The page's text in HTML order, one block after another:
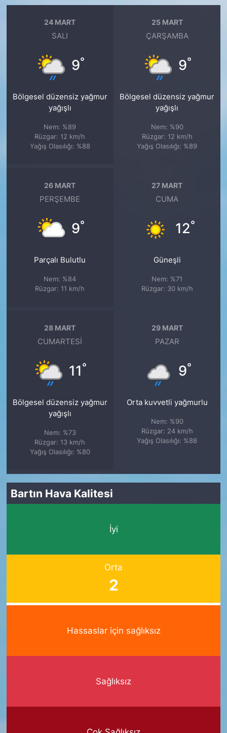
24 MART
SALI
9°
Bölgesel düzensiz yağmur
yağışlı
Nem: %89
Rüzgar: 12 km/h
Yağış Olasılığı: %88
25 MART
ÇARŞAMBA
9°
Bölgesel düzensiz yağmur
yağışlı
Nem: %90
Rüzgar: 12 km/h
Yağış Olasılığı: %89
26 MART
PERŞEMBE
9°
Parçalı Bulutlu
Nem: %84
Rüzgar: 11 km/h
27 MART
CUMA
12°
Güneşli
Nem: %71
Rüzgar: 30 km/h
28 MART
CUMARTESI
11°
Bölgesel düzensiz yağmur
yağışlı
Nem: %73
Rüzgar: 13 km/h
Yağış Olasılığı: %80
29 MART
PAZAR
9°
Orta kuvvetli yağmurlu
Nem: %90
Rüzgar: 24 km/h
Yağış Olasılığı: %88
Bartın Hava Kalitesi
İyi
Orta
2
Hassaslar için sağlıksız
Sağlıksız